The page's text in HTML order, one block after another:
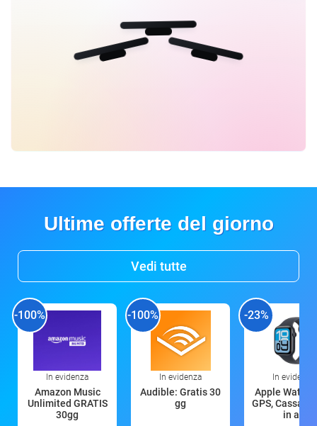
Ultime offerte del giorno
Vedi tutte
-100%
In evidenza
Amazon Music
Unlimited GRATIS
30gg
-100%
In evidenza
Audible: Gratis 30
gg
-23%
In evidenza
Apple Watch
GPS, Cassa
in all